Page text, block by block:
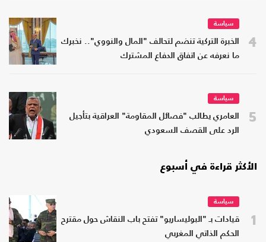
4
سياسة
الخبرة التركية تنضم لتحالف "المال والنووي".. نخبرك
ما نعرفه عن اتفاق الدفاع المشترك
5
سياسة
العامري يطالب "فصائل المقاومة" العراقية بتأجيل
الرد على القصف السعودي
الأكثر قراءة في أسبوع
1
سياسة
قيادات بـ "البوليساريو" تفتح باب النقاش حول مقترح
الحكم الذاتي المغربي